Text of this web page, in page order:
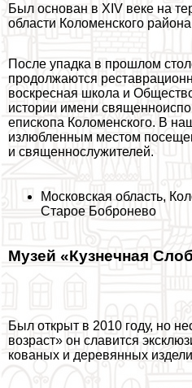
Был основан в XIV веке на
области Коломенского
После упадка в прошлом
продолжаются
воскресная школа и
истории имени
епископа Коломенского. В
излюбленным местом
и священнослужителей.
Московская область,
Старое Бобронево
Музей «Кузнечная
Был открыт в 2010 году, но
возраст» он славится
кованых и деревянных